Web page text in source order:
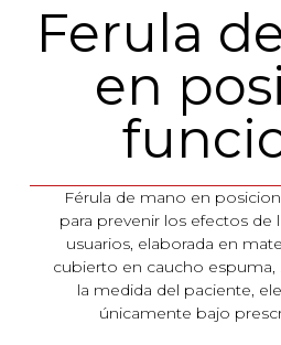
Ferula
en
Férula de mano en
para prevenir los efectos de
usuarios, elaborada en
cubierto en caucho espuma,
la medida del paciente,
únicamente bajo